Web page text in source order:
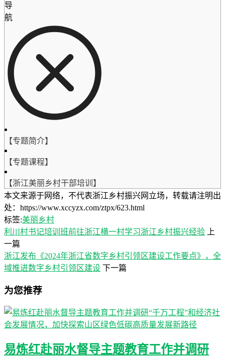
导
航
【专题简介】
【专题课程】
【浙江美丽乡村干部培训】
本文来源于网络，不代表浙江乡村振兴网立场，转载请注明出
处：https://www.xccyzx.com/ztpx/623.html
标签:美丽乡村
利川村书记培训班前往浙江横一村学习浙江乡村振兴经验
上
一篇
浙江发布《2024年浙江省数字乡村引领区建设工作要点》，全
域推进数字乡村引领区建设 下一篇
为您推荐
易炼红赴丽水督导主题教育工作并调研